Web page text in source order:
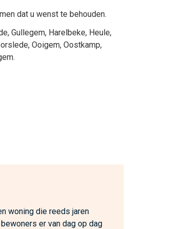
dat u wenst te behouden.
, Gullegem, Harelbeke, Heule,
, Ooigem, Oostkamp,
.
woning die reeds jaren
er van dag op dag